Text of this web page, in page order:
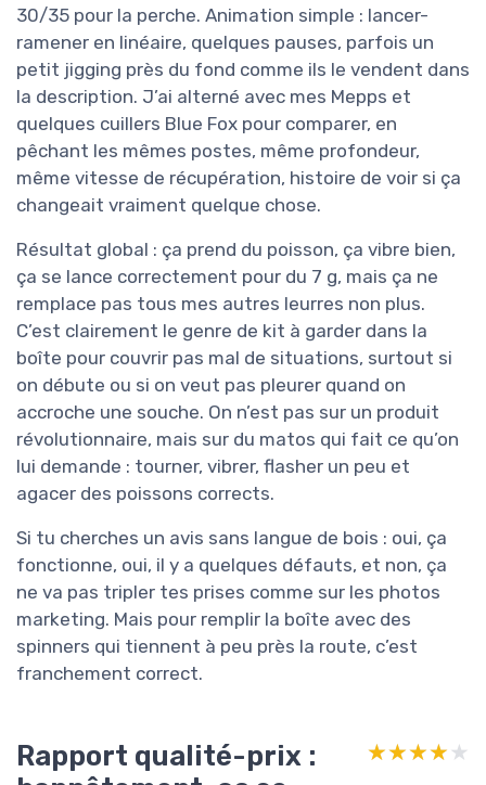
30/35 pour la perche. Animation simple : lancer-
ramener en linéaire, quelques pauses, parfois un
petit jigging près du fond comme ils le vendent dans
la description. J’ai alterné avec mes Mepps et
quelques cuillers Blue Fox pour comparer, en
pêchant les mêmes postes, même profondeur,
même vitesse de récupération, histoire de voir si ça
changeait vraiment quelque chose.
Résultat global : ça prend du poisson, ça vibre bien,
ça se lance correctement pour du 7 g, mais ça ne
remplace pas tous mes autres leurres non plus.
C’est clairement le genre de kit à garder dans la
boîte pour couvrir pas mal de situations, surtout si
on débute ou si on veut pas pleurer quand on
accroche une souche. On n’est pas sur un produit
révolutionnaire, mais sur du matos qui fait ce qu’on
lui demande : tourner, vibrer, flasher un peu et
agacer des poissons corrects.
Si tu cherches un avis sans langue de bois : oui, ça
fonctionne, oui, il y a quelques défauts, et non, ça
ne va pas tripler tes prises comme sur les photos
marketing. Mais pour remplir la boîte avec des
spinners qui tiennent à peu près la route, c’est
franchement correct.
Rapport qualité-prix :
★★★★★
★★★★★